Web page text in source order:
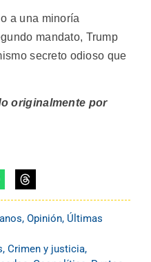
a una minoría
mandato, Trump
secreto odioso que
originalmente por
, Opinión, Últimas
, Crimen y justicia,